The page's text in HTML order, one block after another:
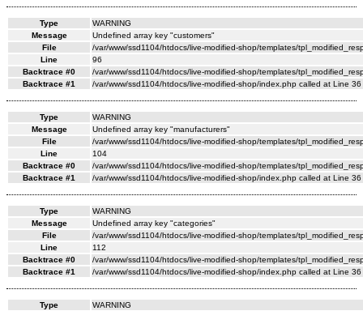
Type
WARNING
Message
Undefined array key "customers"
File
/var/www/ssd1104/htdocs/live-modified-shop/templates/
Line
96
Backtrace #0
/var/www/ssd1104/htdocs/live-modified-shop/templates/
Backtrace #1
/var/www/ssd1104/htdocs/live-modified-shop/index.php called at Line 36
Type
WARNING
Message
Undefined array key "manufacturers"
File
/var/www/ssd1104/htdocs/live-modified-shop/templates/
Line
104
Backtrace #0
/var/www/ssd1104/htdocs/live-modified-shop/templates/
Backtrace #1
/var/www/ssd1104/htdocs/live-modified-shop/index.php called at Line 36
Type
WARNING
Message
Undefined array key "categories"
File
/var/www/ssd1104/htdocs/live-modified-shop/templates/
Line
112
Backtrace #0
/var/www/ssd1104/htdocs/live-modified-shop/templates/
Backtrace #1
/var/www/ssd1104/htdocs/live-modified-shop/index.php called at Line 36
Type WARNING